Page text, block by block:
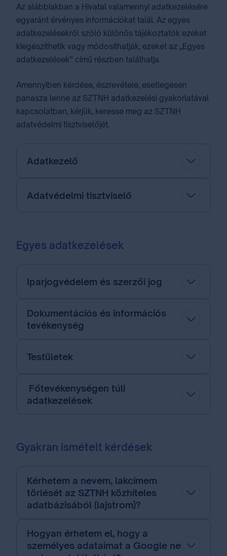
Az alábbiakban a Hivatal valamennyi adatkezelésére
egyaránt érvényes információkat talál. Az egyes
adatkezelésekről szóló különös tájékoztatók ezeket
kiegészíthetik vagy módosíthatják, ezeket az „Egyes
adatkezelések” című részben találhatja.
Amennyiben kérdése, észrevétele, esetlegesen
panasza lenne az SZTNH adatkezelési gyakorlatával
kapcsolatban, kérjük, keresse meg az SZTNH
adatvédelmi tisztviselőjét.
Adatkezelő
Adatvédelmi tisztviselő
Egyes adatkezelések
Iparjogvédelem és szerzői jog
Dokumentációs és információs
tevékenység
Testületek
Főtevékenységen túli
adatkezelések
Gyakran ismételt kérdések
Kérhetem a nevem, lakcímem
törlését az SZTNH közhiteles
adatbázisából (lajstrom)?
Hogyan érhetem el, hogy a
személyes adataimat a Google ne